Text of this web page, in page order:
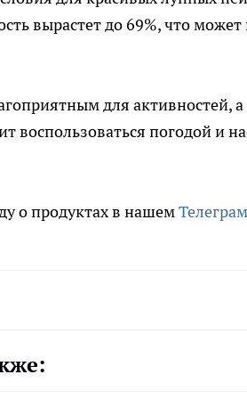
вырастет до 69%, что может
для активностей, а
погодой и
о продуктах в нашем